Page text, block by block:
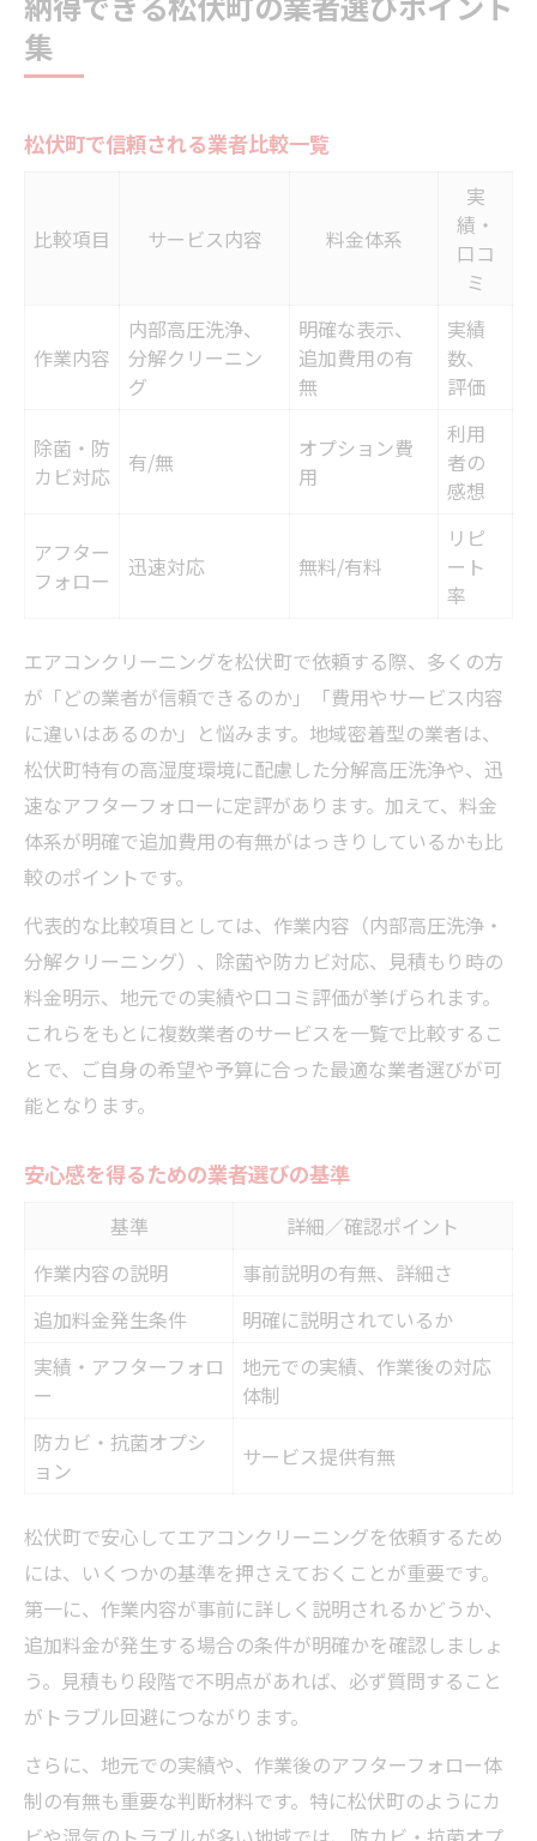
集
松伏町で信頼される業者比較一覧
比較項目 サービス内容 料金体系
実
績・
口コ
ミ
作業内容
内部高圧洗浄、
分解クリーニン
グ
明確な表示、
追加費用の有
無
実績
数、
評価
除菌・防
カビ対応
有/無
オプション費
用
利用
者の
感想
アフター
フォロー
迅速対応 無料/有料
リピ
ート
率
エアコンクリーニングを松伏町で依頼する際、多くの方
が「どの業者が信頼できるのか」「費用やサービス内容
に違いはあるのか」と悩みます。地域密着型の業者は、
松伏町特有の高湿度環境に配慮した分解高圧洗浄や、迅
速なアフターフォローに定評があります。加えて、料金
体系が明確で追加費用の有無がはっきりしているかも比
較のポイントです。
代表的な比較項目としては、作業内容（内部高圧洗浄・
分解クリーニング）、除菌や防カビ対応、見積もり時の
料金明示、地元での実績や口コミ評価が挙げられます。
これらをもとに複数業者のサービスを一覧で比較するこ
とで、ご自身の希望や予算に合った最適な業者選びが可
能となります。
安心感を得るための業者選びの基準
基準
詳細／確認ポイント
作業内容の説明
事前説明の有無、詳細さ
追加料金発生条件
明確に説明されているか
実績・アフターフォロ
ー
地元での実績、作業後の対応
体制
防カビ・抗菌オプシ
ョン
サービス提供有無
松伏町で安心してエアコンクリーニングを依頼するため
には、いくつかの基準を押さえておくことが重要です。
第一に、作業内容が事前に詳しく説明されるかどうか、
追加料金が発生する場合の条件が明確かを確認しましょ
う。見積もり段階で不明点があれば、必ず質問すること
がトラブル回避につながります。
さらに、地元での実績や、作業後のアフターフォロー体
制の有無も重要な判断材料です。特に松伏町のようにカ